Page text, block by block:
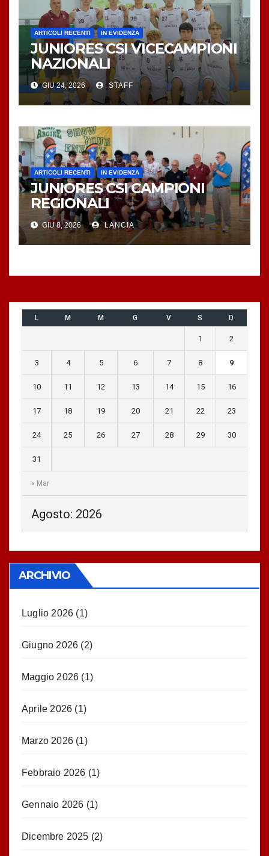
ARTICOLI RECENTI IN EVIDENZA
JUNIORES CSI VICECAMPIONI
NAZIONALI
GIU 24, 2026 STAFF
ARTICOLI RECENTI IN EVIDENZA
JUNIORES CSI CAMPIONI
REGIONALI
GIU 8, 2026 LANCIA
Agosto: 2026
L M M G V S D
« Mar
1 2
3 4 5 6 7 8 9
10 11 12 13 14 15 16
17 18 19 20 21 22 23
24 25 26 27 28 29 30
31
ARCHIVIO
Luglio 2026 (1)
Giugno 2026 (2)
Maggio 2026 (1)
Aprile 2026 (1)
Marzo 2026 (1)
Febbraio 2026 (1)
Gennaio 2026 (1)
Dicembre 2025 (2)